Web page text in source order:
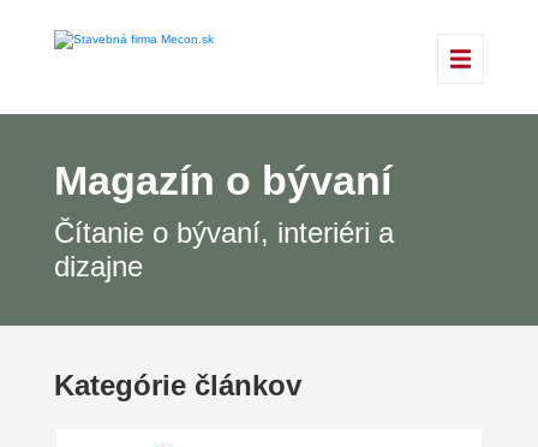
Magazín o bývaní
Čítanie o bývaní, interiéri a
dizajne
Kategórie článkov